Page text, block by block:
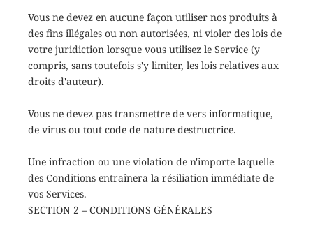
Vous ne devez en aucune façon utiliser nos produits à
des fins illégales ou non autorisées, ni violer des lois de
votre juridiction lorsque vous utilisez le Service (y
compris, sans toutefois s'y limiter, les lois relatives aux
droits d'auteur).
Vous ne devez pas transmettre de vers informatique,
de virus ou tout code de nature destructrice.
Une infraction ou une violation de n'importe laquelle
des Conditions entraînera la résiliation immédiate de
vos Services.
SECTION 2 – CONDITIONS GÉNÉRALES